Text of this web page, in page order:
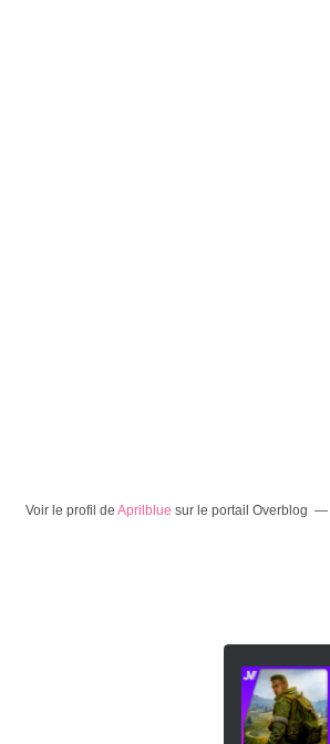
Voir le profil de Aprilblue sur le portail Overblog